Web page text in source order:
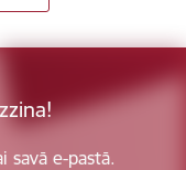
savā e-pastā.